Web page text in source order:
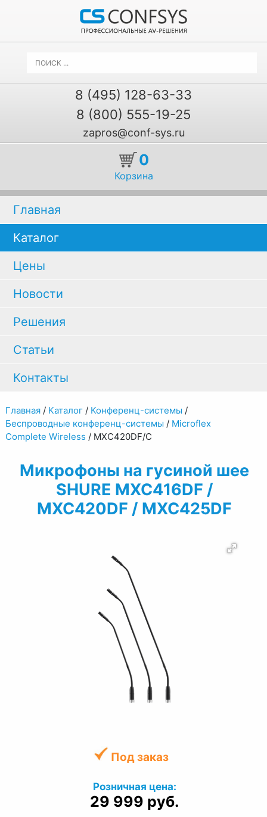
8 (495) 128-63-33
8 (800) 555-19-25
zapros@conf-sys.ru
0
Корзина
Главная
Каталог
Цены
Новости
Решения
Статьи
Контакты
Главная/ Каталог/ Конференц-системы /
Беспроводные конференц-системы / Microflex
Complete Wireless / MXC420DF/C
Микрофоны на гусиной шее
SHURE MXC416DF /
MXC420DF / MXC425DF
Под заказ
Розничная цена:
29 999 руб.